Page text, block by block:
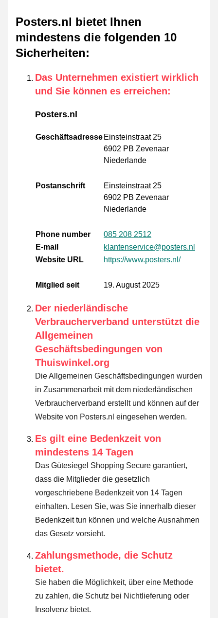
Posters.nl bietet Ihnen
mindestens die folgenden 10
Sicherheiten:
Das Unternehmen existiert wirklich
und Sie können es erreichen:
Posters.nl
Geschäftsadresse Einsteinstraat 25
6902 PB Zevenaar
Niederlande
Postanschrift
Einsteinstraat 25
6902 PB Zevenaar
Niederlande
Phone number
085 208 2512
E-mail
klantenservice@posters.nl
Website URL
https://www.posters.nl/
Mitglied seit 19. August 2025
Der niederländische
Verbraucherverband unterstützt die
Allgemeinen
Geschäftsbedingungen von
Thuiswinkel.org
Die Allgemeinen Geschäftsbedingungen wurden
in Zusammenarbeit mit dem niederländischen
Verbraucherverband erstellt und können auf der
Website von Posters.nl eingesehen werden.
Es gilt eine Bedenkzeit von
mindestens 14 Tagen
Das Gütesiegel Shopping Secure garantiert,
dass die Mitglieder die gesetzlich
vorgeschriebene Bedenkzeit von 14 Tagen
einhalten. Lesen Sie, was Sie innerhalb dieser
Bedenkzeit tun können und welche Ausnahmen
das Gesetz vorsieht.
Zahlungsmethode, die Schutz
bietet.
Sie haben die Möglichkeit, über eine Methode
zu zahlen, die Schutz bei Nichtlieferung oder
Insolvenz bietet.